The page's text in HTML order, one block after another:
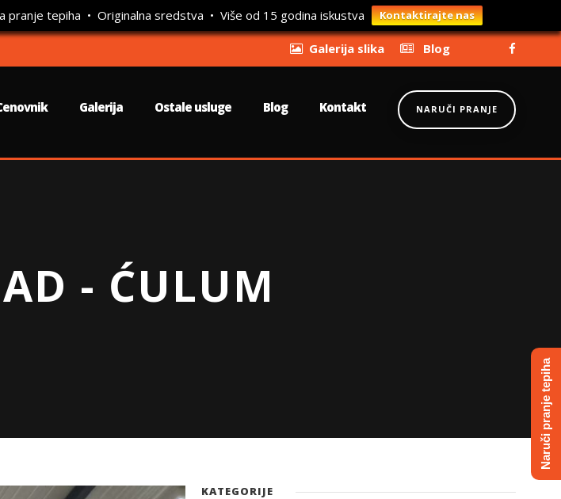
pranje tepiha • Originalna sredstva • Više od 15 godina iskustva Kontaktirajte nas
Galerija slika Blog
Galerija Ostale usluge Blog Kontakt NARUČI PRANJE
- ĆULUM
KATEGORIJE
Naruči pranje tepiha